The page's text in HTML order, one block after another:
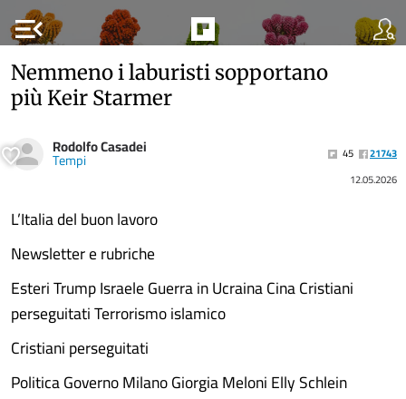
menu_open
Nemmeno i laburisti sopportano
più Keir Starmer
Rodolfo Casadei
Tempi 45
21743
12.05.2026
L’Italia del buon lavoro
Newsletter e rubriche
Esteri Trump Israele Guerra in Ucraina Cina Cristiani
perseguitati Terrorismo islamico
Cristiani perseguitati
Politica Governo Milano Giorgia Meloni Elly Schlein